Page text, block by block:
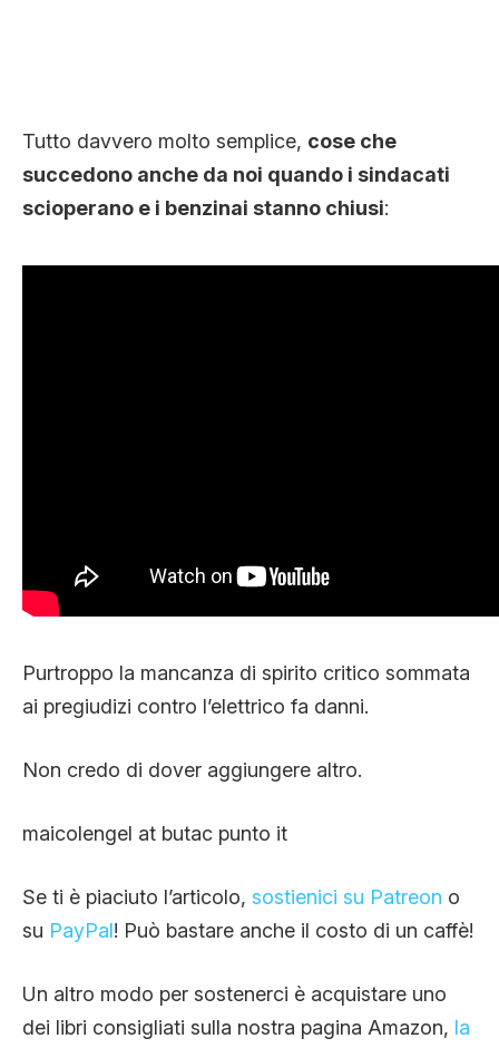
Tutto davvero molto semplice, cose che
succedono anche da noi quando i sindacati
scioperano e i benzinai stanno chiusi:
Purtroppo la mancanza di spirito critico sommata
ai pregiudizi contro l’elettrico fa danni.
Non credo di dover aggiungere altro.
maicolengel at butac punto it
Se ti è piaciuto l’articolo, sostienici su Patreon o
su PayPal! Può bastare anche il costo di un caffè!
Un altro modo per sostenerci è acquistare uno
dei libri consigliati sulla nostra pagina Amazon, la